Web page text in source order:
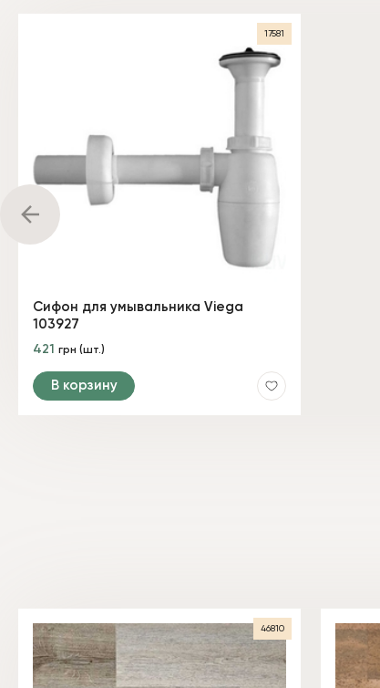
17581
Сифон для умывальника Viega
103927
421 грн (шт.)
В корзину
46810